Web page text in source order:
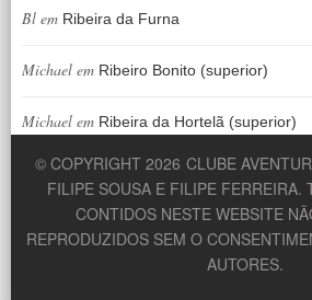
Bl em Ribeira da Furna
Michael em Ribeiro Bonito (superior)
Michael em Ribeira da Hortelã (superior)
© COPYRIGHT 2026 CLUBE
FILIPE SOUSA E FILIPE FERREIRA.
CONTIDOS NESTE WEBSITE
REPRODUZIDOS SEM O
AUTORES.